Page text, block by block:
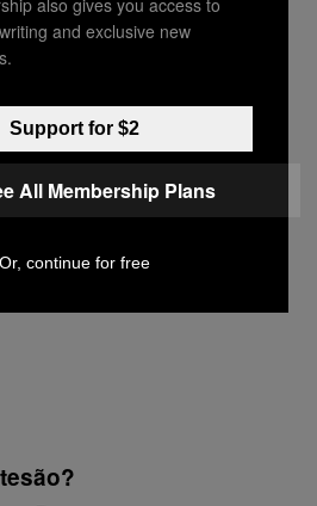
and exclusive new
Support for $2
All Membership Plans
Or, continue for free